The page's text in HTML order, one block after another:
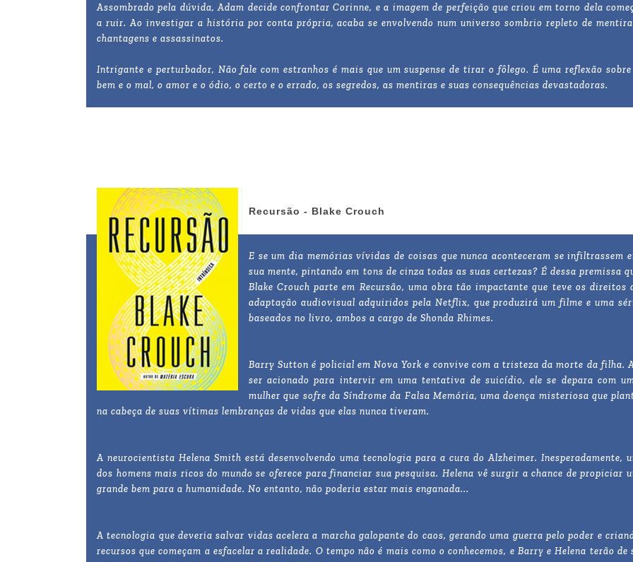
Assombrado pela dúvida, Adam decide confrontar Corinne, e a imagem de perfeição que criou em torno dela
a ruir. Ao investigar a história por conta própria, acaba se envolvendo num universo sombrio repleto de
chantagens e assassinatos.
Intrigante e perturbador, Não fale com estranhos é mais que um suspense de tirar o fôlego. É uma reflexão
bem e o mal, o amor e o ódio, o certo e o errado, os segredos, as mentiras e suas consequências devastadoras.
Recursão - Blake Crouch
E se um dia memórias vívidas de coisas que nunca aconteceram se infiltrassem
sua mente, pintando em tons de cinza todas as suas certezas? É dessa premissa
Blake Crouch parte em Recursão, uma obra tão impactante que teve os direitos
adaptação audiovisual adquiridos pela Netflix, que produzirá um filme e uma
baseados no livro, ambos a cargo de Shonda Rhimes.
Barry Sutton é policial em Nova York e convive com a tristeza da morte da filha.
ser acionado para intervir em uma tentativa de suicídio, ele se depara com
mulher que sofre da Síndrome da Falsa Memória, uma doença misteriosa que
na cabeça de suas vítimas lembranças de vidas que elas nunca tiveram.
A neurocientista Helena Smith está desenvolvendo uma tecnologia para a cura do Alzheimer. Inesperadamente,
dos homens mais ricos do mundo se oferece para financiar sua pesquisa. Helena vê surgir a chance de propiciar
grande bem para a humanidade. No entanto, não poderia estar mais enganada...
A tecnologia que deveria salvar vidas acelera a marcha galopante do caos, gerando uma guerra pelo poder e
recursos que começam a esfacelar a realidade. O tempo não é mais como o conhecemos, e Barry e Helena terão de